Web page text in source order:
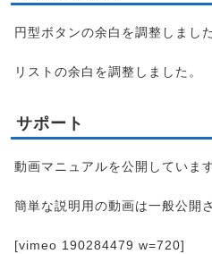
円型ボタンの余白を調整しました
リストの余白を調整しました。
サポート
動画マニュアルを公開しています
簡単な説明用の動画は一般公開
[vimeo 190284479 w=720]